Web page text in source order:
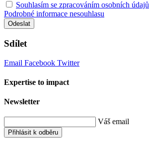
Souhlasím se zpracováním osobních údajů
Podrobné informace nesouhlasu
Odeslat
Sdílet
Email Facebook Twitter
Expertise to impact
Newsletter
Váš email
Přihlásit k odběru